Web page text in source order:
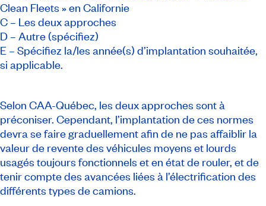
Clean Fleets » en Californie
C – Les deux approches
D – Autre (spécifiez)
E – Spécifiez la/les année(s) d’implantation souhaitée,
si applicable.
Selon CAA-Québec, les deux approches sont à
préconiser. Cependant, l’implantation de ces normes
devra se faire graduellement afin de ne pas affaiblir la
valeur de revente des véhicules moyens et lourds
usagés toujours fonctionnels et en état de rouler, et de
tenir compte des avancées liées à l’électrification des
différents types de camions.